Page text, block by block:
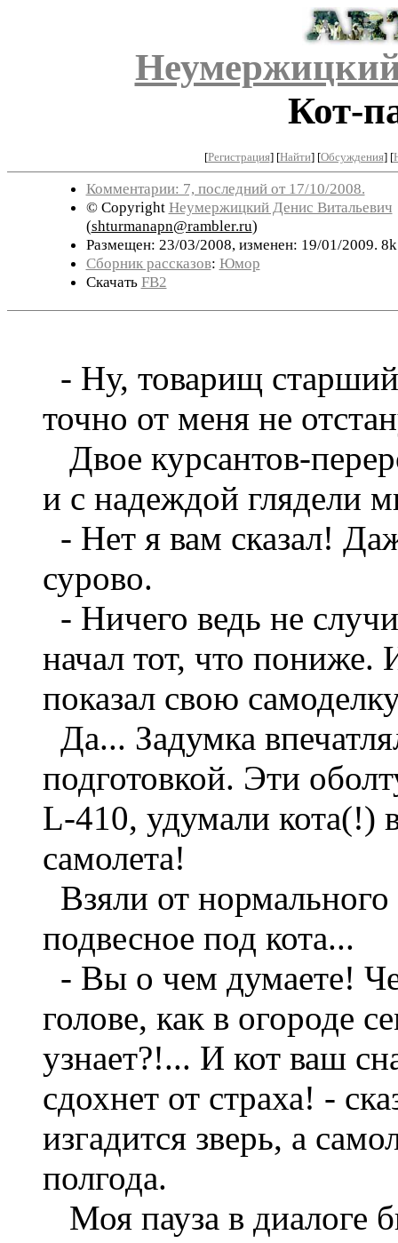
Кот-
[Регистрация] [Найти] [Обсуждения] [
Комментарии: 7, последний от 17/10/2008.
© Copyright Неумержицкий Денис Витальевич
(shturmanapn@rambler.ru)
Размещен: 23/03/2008, изменен: 19/01/2009.
Сборник рассказов: Юмор
Скачать FB2
- Ну, товарищ старший
точно от меня не
Двое курсантов-
и с надеждой глядели
- Нет я вам сказал!
сурово.
- Ничего ведь не
начал тот, что пониже.
показал свою
Да... Задумка
подготовкой. Эти
L-410, удумали кота(!)
самолета!
Взяли от
подвесное под кота...
- Вы о чем думаете!
голове, как в огороде
узнает?!... И кот ваш
сдохнет от страха! -
изгадится зверь, а
полгода.
Моя пауза в диалоге